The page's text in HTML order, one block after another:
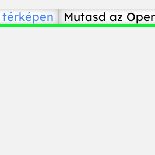
térképen Mutasd az